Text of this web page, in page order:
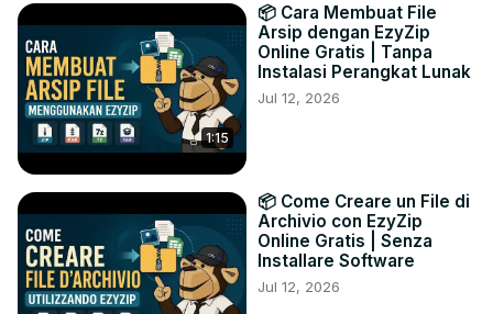
1:15
📦 Cara Membuat File
Arsip dengan EzyZip
Online Gratis | Tanpa
Instalasi Perangkat Lunak
Jul 12, 2026
📦 Come Creare un File di
Archivio con EzyZip
Online Gratis | Senza
Installare Software
Jul 12, 2026